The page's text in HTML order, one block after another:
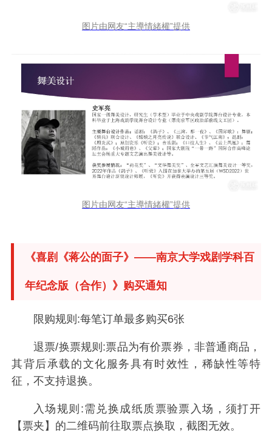
图片由网友“主導情緒權”提供
图片由网友“主導情緒權”提供
《喜剧《蒋公的面子》——南京大学戏剧学科百
年纪念版（合作）》购买通知
限购规则:每笔订单最多购买6张
退票/换票规则:票品为有价票券，非普通商品，
其背后承载的文化服务具有时效性，稀缺性等特
征，不支持退换。
入场规则:需兑换成纸质票验票入场，须打开
【票夹】的二维码前往取票点换取，截图无效。